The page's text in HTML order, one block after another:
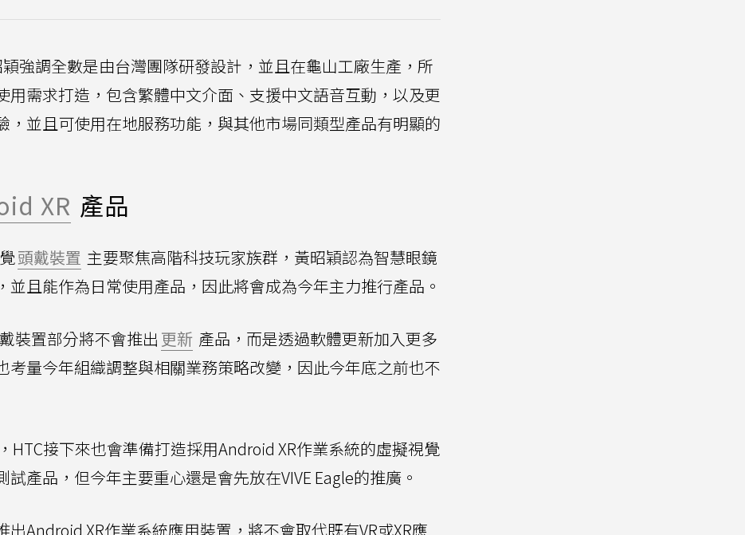
強調全數是由台灣團隊研發設計，並且在龜山工廠生產，所
用需求打造，包含繁體中文介面、支援中文語音互動，以及更
，並且可使用在地服務功能，與其他市場同類型產品有明顯的
XR 產品
頭戴裝置 主要聚焦高階科技玩家族群，黃昭穎認為智慧眼鏡
且能作為日常使用產品，因此將會成為今年主力推行產品。
裝置部分將不會推出 更新 產品，而是透過軟體更新加入更多
考量今年組織調整與相關業務策略改變，因此今年底之前也不
HTC接下來也會準備打造採用Android XR作業系統的虛擬視覺
產品，但今年主要重心還是會先放在VIVE Eagle的推廣。
Android XR作業系統應用裝置，將不會取代既有VR或XR應